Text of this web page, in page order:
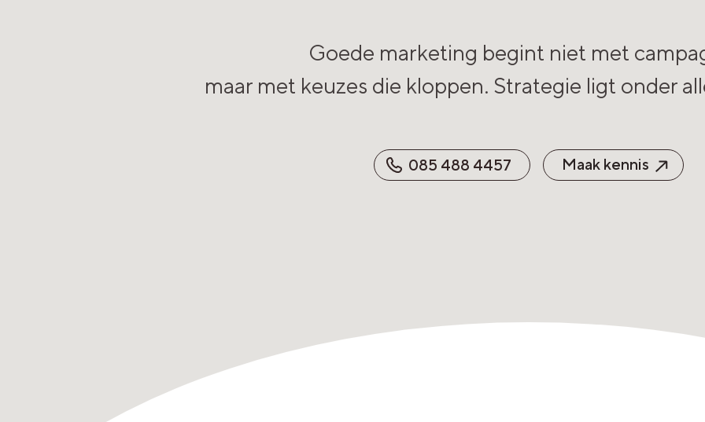
Goede marketing begint niet met
maar met keuzes die kloppen. Strategie ligt onder
085 488 4457 Maak kennis